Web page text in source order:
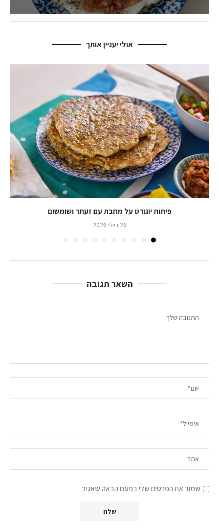
אולי יעניין אותך
פיתות יוגורט על מחבת עם זעתר ושומשום
26 ביולי 2026
השאר תגובה
שמור את הפרטים שלי בפעם הבאה שאגיב